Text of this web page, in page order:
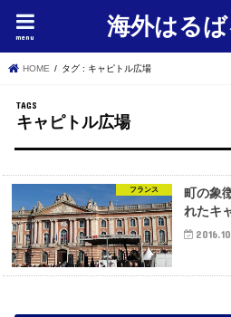
海外はる
menu
HOME タグ : キャピトル広場
キャピトル広場
フランス
町の象
れたキ